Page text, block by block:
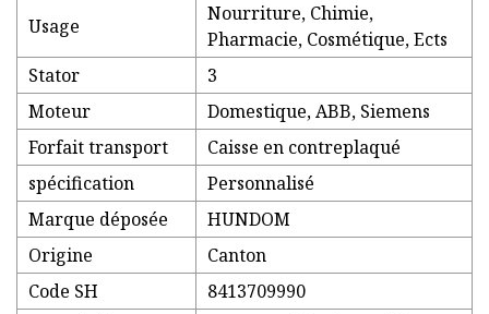
Usage
Nourriture, Chimie,
Pharmacie, Cosmétique, Ects
Stator
3
Moteur
Domestique, ABB, Siemens
Forfait transport
Caisse en contreplaqué
spécification
Personnalisé
Marque déposée
HUNDOM
Origine
Canton
Code SH
8413709990